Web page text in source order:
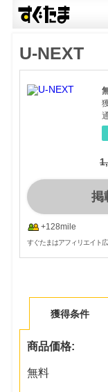
U-NEXT
掲
+128mile
すぐたまはアフィリエイト
獲得条件
商品価格:
無料